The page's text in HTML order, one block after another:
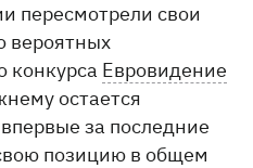
пересмотрели свои
вероятных
конкурса Евровидение
остается
за последние
позицию в общем